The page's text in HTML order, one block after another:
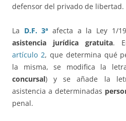
defensor del privado de libertad.
La D.F. 3ª afecta a la Ley 1/
asistencia jurídica gratuita.
artículo 2, que determina qué
la misma, se modifica la
concursal) y se añade la
asistencia a determinadas
penal.